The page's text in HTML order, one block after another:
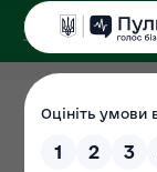
17.08.2022
Документ